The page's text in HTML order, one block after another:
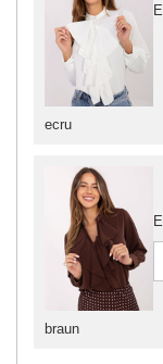
braun
ecru